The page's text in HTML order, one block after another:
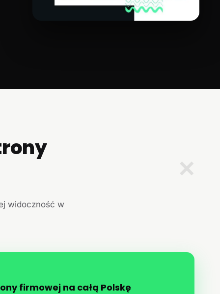
✕
widoczność w
firmowej na całą Polskę